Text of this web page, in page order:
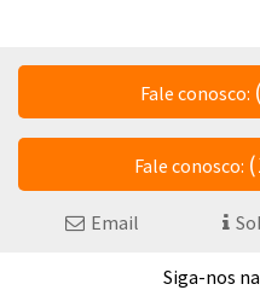
Fale conosco:
Fale conosco:
Email